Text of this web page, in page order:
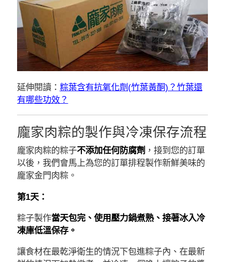
延伸閱讀： 粽葉含有抗氧化劑(竹葉黃酮)？竹葉還
有哪些功效？
龐家肉粽的製作與冷凍保存流程
龐家肉粽的粽子不添加任何防腐劑 ，接到您的訂單
以後，我們會馬上為您的訂單排程製作新鮮美味的
龐家金門肉粽。
第1天：
粽子製作當天包完、使用壓力鍋煮熟、接著冰入冷
凍庫低溫保存。
讓食材在最乾淨衛生的情況下包進粽子內、在最新